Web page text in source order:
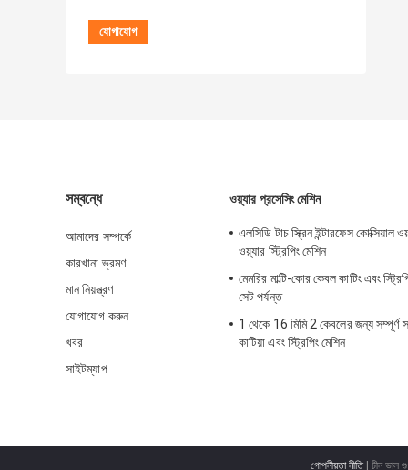
সম্বন্ধে
আমাদের সম্পর্কে
কারখানা ভ্রমণ
মান নিয়ন্ত্রণ
যোগাযোগ করুন
খবর
সাইটম্যাপ
ওয়্যার প্রসেসিং মেশিন
এলসিডি টাচ স্ক্রিন ইন্টারফেস কোক্সিয়াল
ওয়্যার স্ট্রিপিং মেশিন
মেমরির মাল্টি-কোর কেবল কাটিং এবং
সেট পর্যন্ত
1 থেকে 16 মিমি 2 কেবলের জন্য সম্পূর্ণ
কাটিয়া এবং স্ট্রিপিং মেশিন
গোপনীয়তা নীতি| চীন ভাল